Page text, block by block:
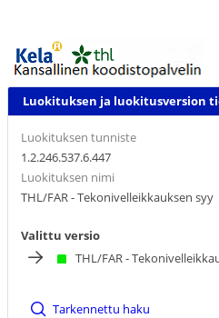
Luokituksen ja luokitusversion
Luokituksen tunniste
1.2.246.537.6.447
Luokituksen nimi
THL/FAR - Tekonivelleikkauksen syy
Valittu versio
THL/FAR -
Tarkennettu haku